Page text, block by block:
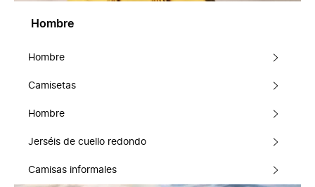
Hombre
Hombre
Camisetas
Hombre
Jerséis de cuello redondo
Camisas informales